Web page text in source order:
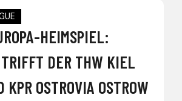
HEIMSPIEL:
DER THW KIEL
KPR OSTROVIA OSTROW